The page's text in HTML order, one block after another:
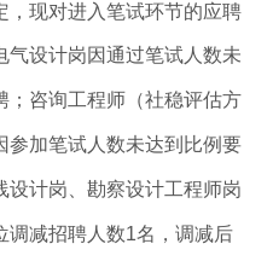
，现对进入笔试环节的应聘
气设计岗因通过笔试人数未
；咨询工程师（社稳评估方
参加笔试人数未达到比例要
设计岗、勘察设计工程师岗
调减招聘人数1名，调减后